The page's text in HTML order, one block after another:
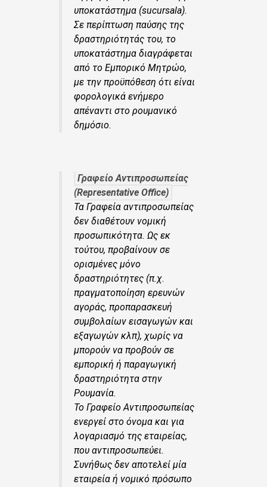
υποκατάστημα (sucursala).
Σε περίπτωση παύσης της
δραστηριότητάς του, το
υποκατάστημα διαγράφεται
από το Εμπορικό Μητρώο,
με την προϋπόθεση ότι είναι
φορολογικά ενήμερο
απέναντι στο ρουμανικό
δημόσιο.
Γραφείο Αντιπροσωπείας
(Representative Office)
Τα Γραφεία αντιπροσωπείας
δεν διαθέτουν νομική
προσωπικότητα. Ως εκ
τούτου, προβαίνουν σε
ορισμένες μόνο
δραστηριότητες (π.χ.
πραγματοποίηση ερευνών
αγοράς, προπαρασκευή
συμβολαίων εισαγωγών και
εξαγωγών κλπ), χωρίς να
μπορούν να προβούν σε
εμπορική ή παραγωγική
δραστηριότητα στην
Ρουμανία.
Το Γραφείο Αντιπροσωπείας
ενεργεί στο όνομα και για
λογαριασμό της εταιρείας,
που αντιπροσωπεύει.
Συνήθως δεν αποτελεί μία
εταιρεία ή νομικό πρόσωπο